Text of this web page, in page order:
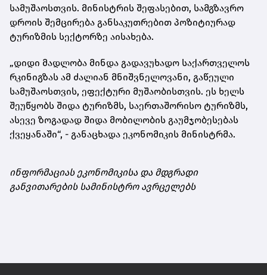
სამუშაოსთვის. მინისტრის შეფასებით, სამგზავრო
დროის შემცირება განსაკუთრებით პოზიტიურად
ტურიზმის სექტორზე აისახება.
„დიდი მადლობა მინდა გადავუხადო საქართველოს
რკინიგზას ამ ძალიან მნიშვნელოვანი, გაწეული
სამუშაოსთვის, ეფექტური მუშაობისთვის. ეს ხელს
შეუწყობს შიდა ტურიზმს, საერთაშორისო ტურიზმს,
ასევე ზოგადად შიდა მობილობის გაუმჯობესებას
ქვეყანაში“, - განაცხადა ეკონომიკის მინისტრმა.
ინფორმაციას ეკონომიკისა და მდგრადი
განვითარების სამინისტრო ავრცელებს